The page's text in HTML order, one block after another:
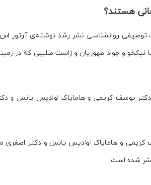
هستند؟
توصیفی روانشناسی نشر رشد نوشته‌ی آرتور
نیکخو و جواد طهوریان و ژاست صلیبیکه در
دکتر یوسف کریمی و هامایاک اوادیس یانس و
و هامایاک اوادیس یانس و دکتر اصغری